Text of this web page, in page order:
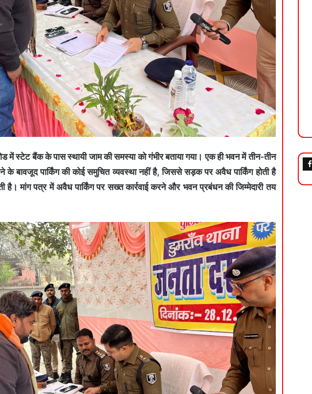
में स्टेट बैंक के पास स्थायी जाम की समस्या को गंभीर बताया गया। एक ही भवन में तीन-तीन
बावजूद पार्किंग की कोई समुचित व्यवस्था नहीं है, जिससे सड़क पर अवैध पार्किंग होती है
है। मांग पत्र में अवैध पार्किंग पर सख्त कार्रवाई करने और भवन प्रबंधन की जिम्मेदारी तय